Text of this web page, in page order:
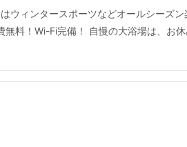
ィンタースポーツなどオールシーズン
料！Wi-Fi完備！ 自慢の大浴場は、お休